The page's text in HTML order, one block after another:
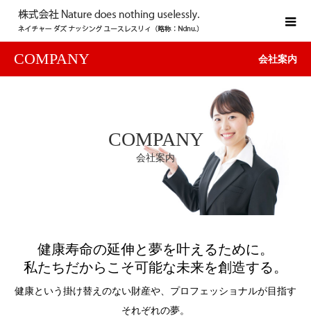
COMPANY 会社案内
COMPANY
会社案内
健康寿命の延伸と夢を叶えるために。
私たちだからこそ可能な未来を創造する。
健康という掛け替えのない財産や、プロフェッショナルが目指す
それぞれの夢。